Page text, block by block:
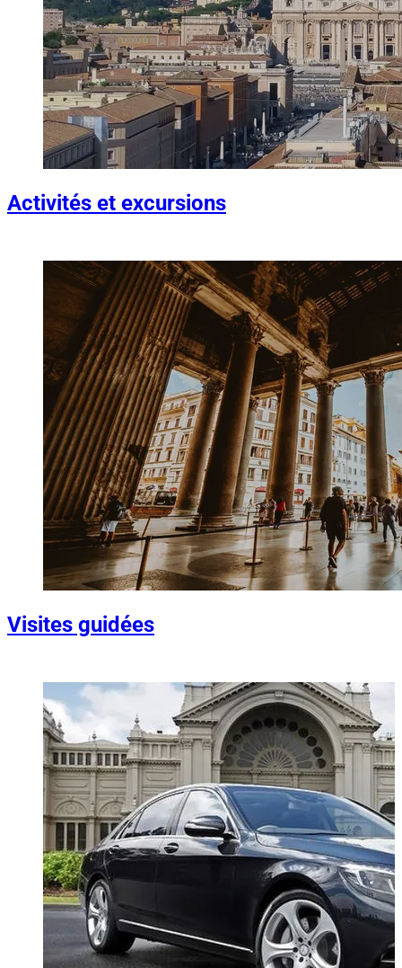
Activités et excursions
Visites guidées